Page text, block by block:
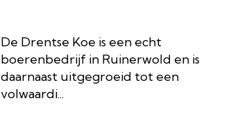
De Drentse Koe is een echt
boerenbedrijf in Ruinerwold en is
daarnaast uitgegroeid tot een
volwaardi...